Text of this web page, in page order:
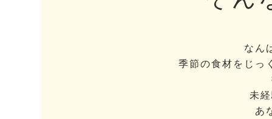
なん
季節の食材をじっ
未
あ